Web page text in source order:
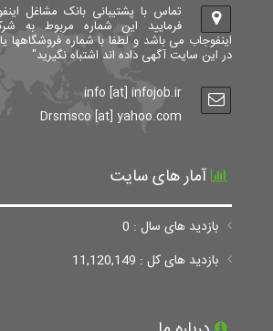
تماس با پشتیبانی بانک مشاغل
فرمایید این شماره مربوط به
اینفوجاب می باشد و لطفا با شماره فروشگاهها
در این سایت آگهی داده اند اشتباه نگیرید"
info [at] infojob.ir
Drsmsco [at] yahoo.com
آمار های سایت
بازدید های سال : 0
بازدید های کل : 11,120,149